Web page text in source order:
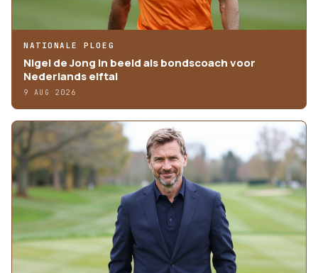
NATIONALE PLOEG
Nigel de Jong in beeld als bondscoach voor
Nederlands elftal
9 AUG 2026